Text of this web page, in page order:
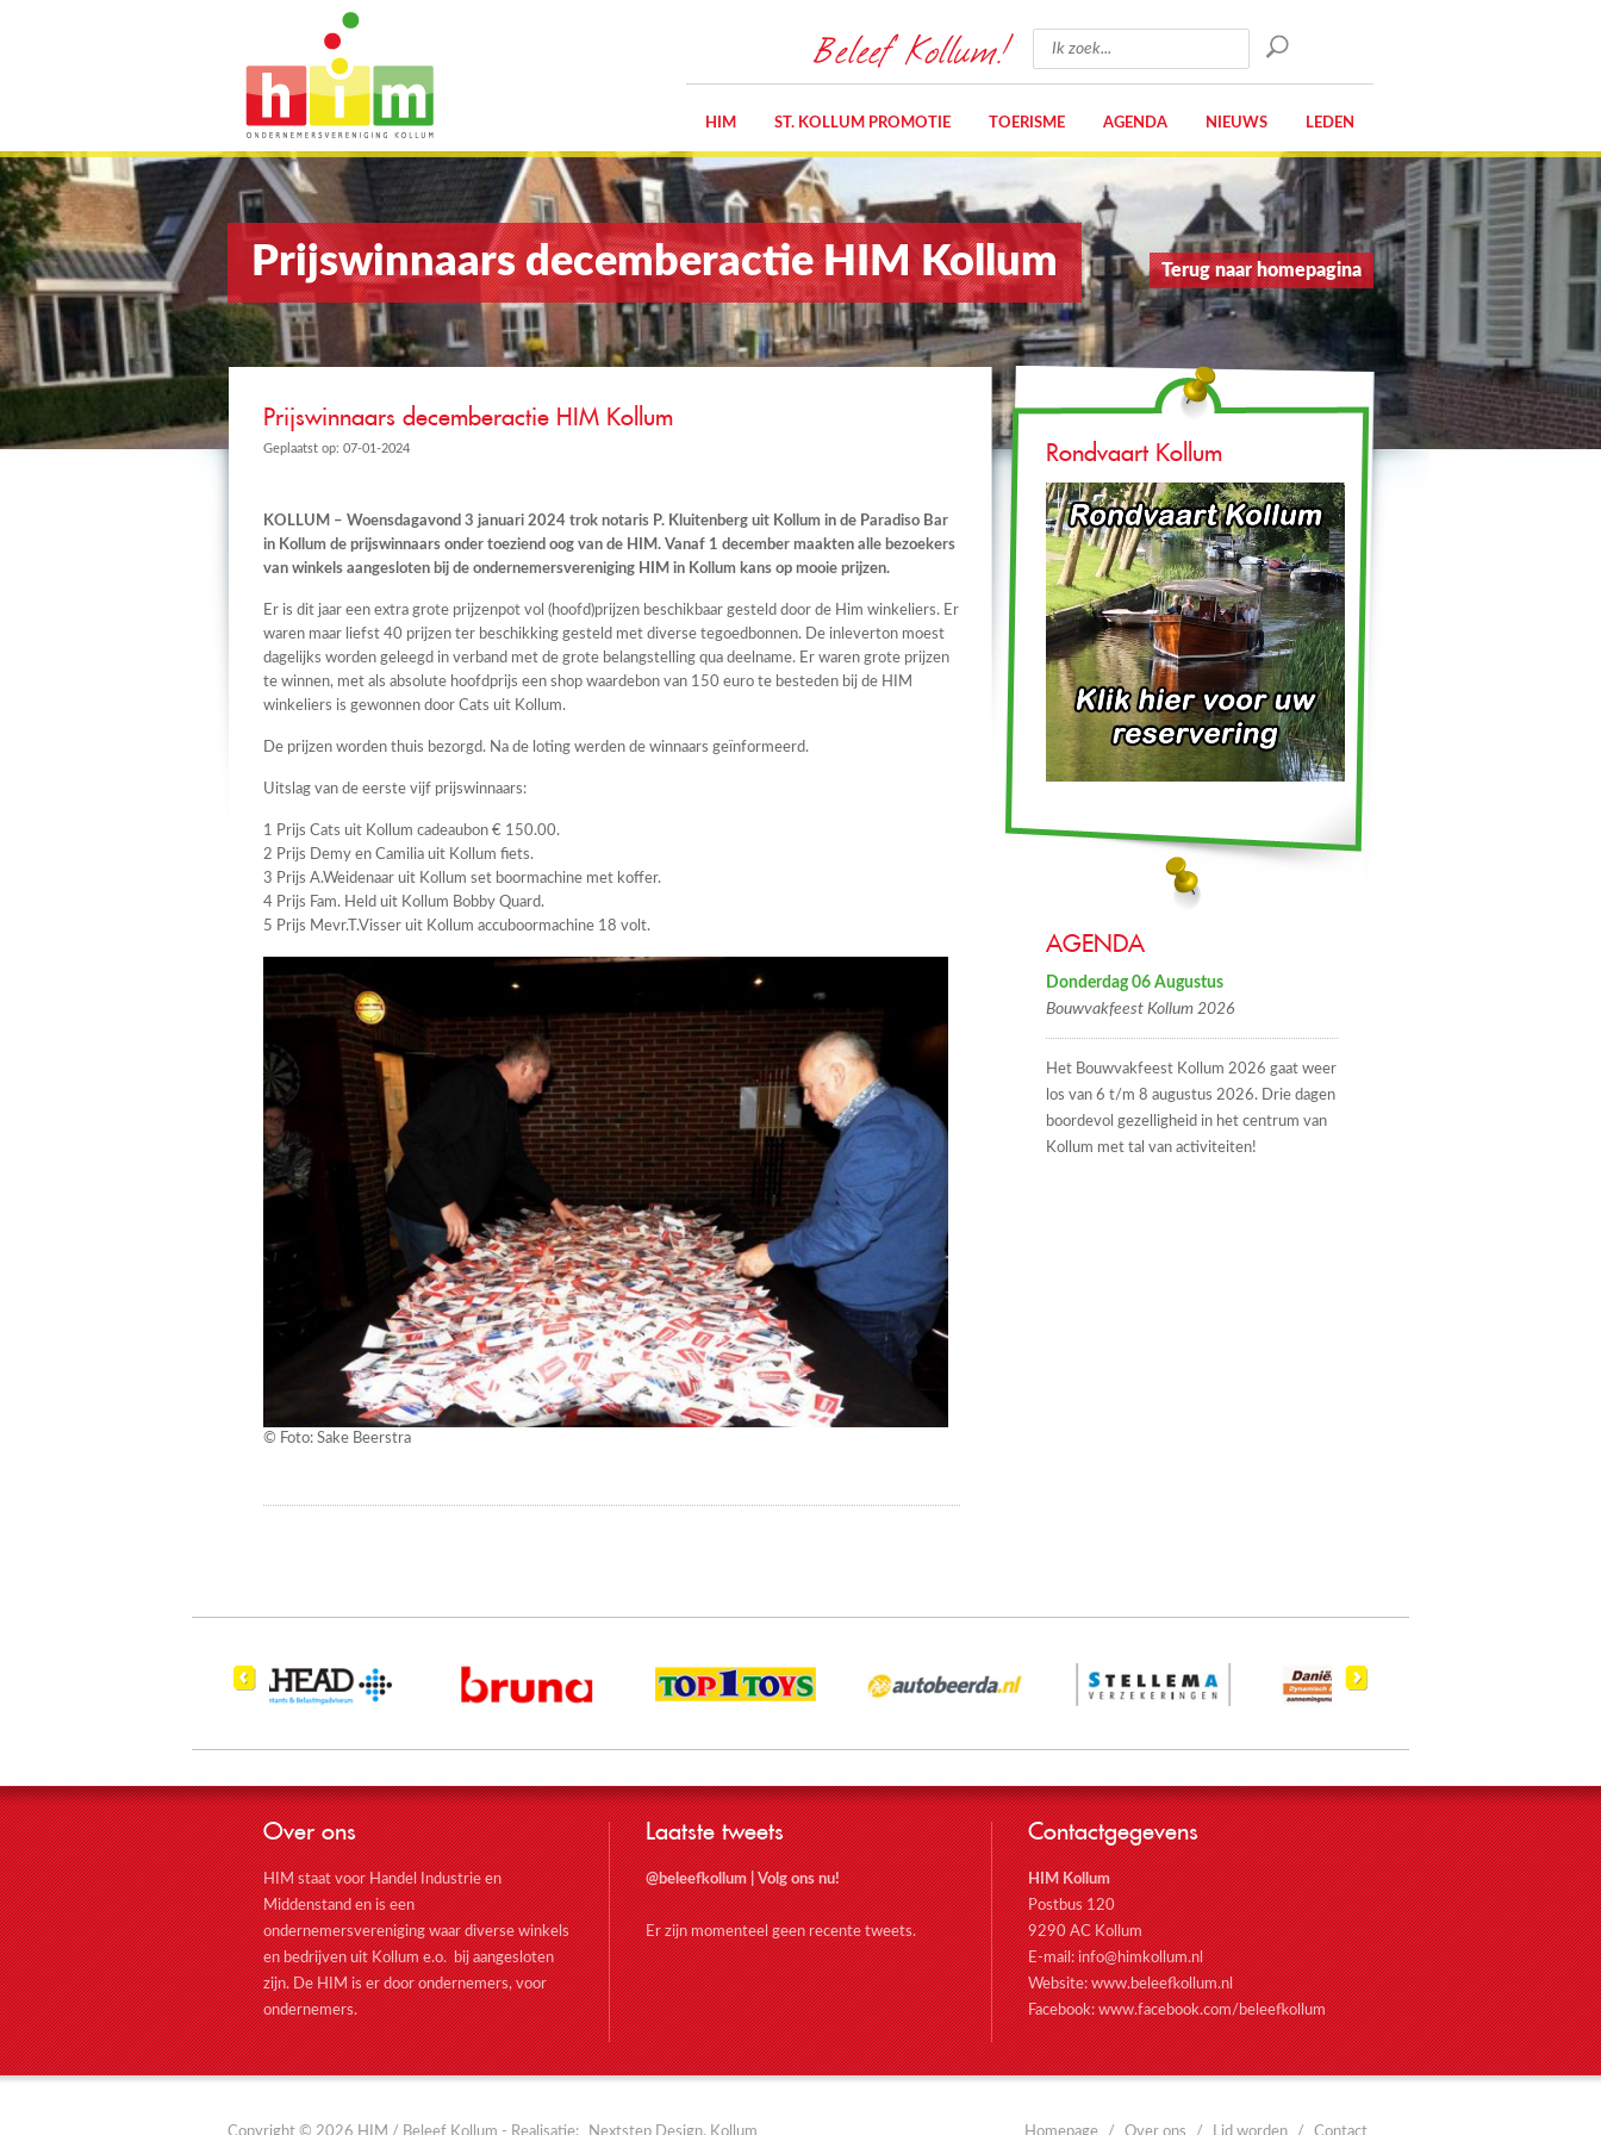
Beleef Kollum!
HIM ST. KOLLUM PROMOTIE TOERISME AGENDA NIEUWS LEDEN
Prijswinnaars decemberactie HIM Kollum Terug naar homepagina
Prijswinnaars decemberactie HIM Kollum
Geplaatst op: 07-01-2024
KOLLUM – Woensdagavond 3 januari 2024 trok notaris P. Kluitenberg uit Kollum in de Paradiso Bar
in Kollum de prijswinnaars onder toeziend oog van de HIM. Vanaf 1 december maakten alle bezoekers
van winkels aangesloten bij de ondernemersvereniging HIM in Kollum kans op mooie prijzen.
Er is dit jaar een extra grote prijzenpot vol (hoofd)prijzen beschikbaar gesteld door de Him winkeliers. Er
waren maar liefst 40 prijzen ter beschikking gesteld met diverse tegoedbonnen. De inleverton moest
dagelijks worden geleegd in verband met de grote belangstelling qua deelname. Er waren grote prijzen
te winnen, met als absolute hoofdprijs een shop waardebon van 150 euro te besteden bij de HIM
winkeliers is gewonnen door Cats uit Kollum.
De prijzen worden thuis bezorgd. Na de loting werden de winnaars geïnformeerd.
Uitslag van de eerste vijf prijswinnaars:
1 Prijs Cats uit Kollum cadeaubon € 150.00.
2 Prijs Demy en Camilia uit Kollum fiets.
3 Prijs A.Weidenaar uit Kollum set boormachine met koffer.
4 Prijs Fam. Held uit Kollum Bobby Quard.
5 Prijs Mevr.T.Visser uit Kollum accuboormachine 18 volt.
© Foto: Sake Beerstra
Rondvaart Kollum
AGENDA
Donderdag 06 Augustus
Bouwvakfeest Kollum 2026
Het Bouwvakfeest Kollum 2026 gaat weer
los van 6 t/m 8 augustus 2026. Drie dagen
boordevol gezelligheid in het centrum van
Kollum met tal van activiteiten!
Over ons
HIM staat voor Handel Industrie en
Middenstand en is een
ondernemersvereniging waar diverse winkels
en bedrijven uit Kollum e.o. bij aangesloten
zijn. De HIM is er door ondernemers, voor
ondernemers.
Laatste tweets
@beleefkollum|Volg ons nu!
Er zijn momenteel geen recente tweets.
Contactgegevens
HIM Kollum
Postbus 120
9290 AC Kollum
E-mail:info@himkollum.nl
Website:www.beleefkollum.nl
Facebook:www.facebook.com/beleefkollum